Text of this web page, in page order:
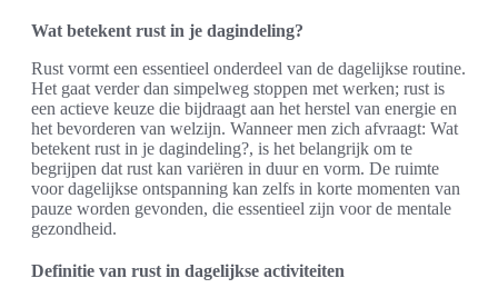
Wat betekent rust in je dagindeling?
Rust vormt een essentieel onderdeel van de dagelijkse routine.
Het gaat verder dan simpelweg stoppen met werken; rust is
een actieve keuze die bijdraagt aan het herstel van energie en
het bevorderen van welzijn. Wanneer men zich afvraagt: Wat
betekent rust in je dagindeling?, is het belangrijk om te
begrijpen dat rust kan variëren in duur en vorm. De ruimte
voor dagelijkse ontspanning kan zelfs in korte momenten van
pauze worden gevonden, die essentieel zijn voor de mentale
gezondheid.
Definitie van rust in dagelijkse activiteiten